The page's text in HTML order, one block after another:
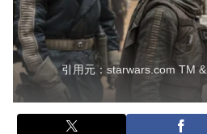
引用元：starwars.com TM